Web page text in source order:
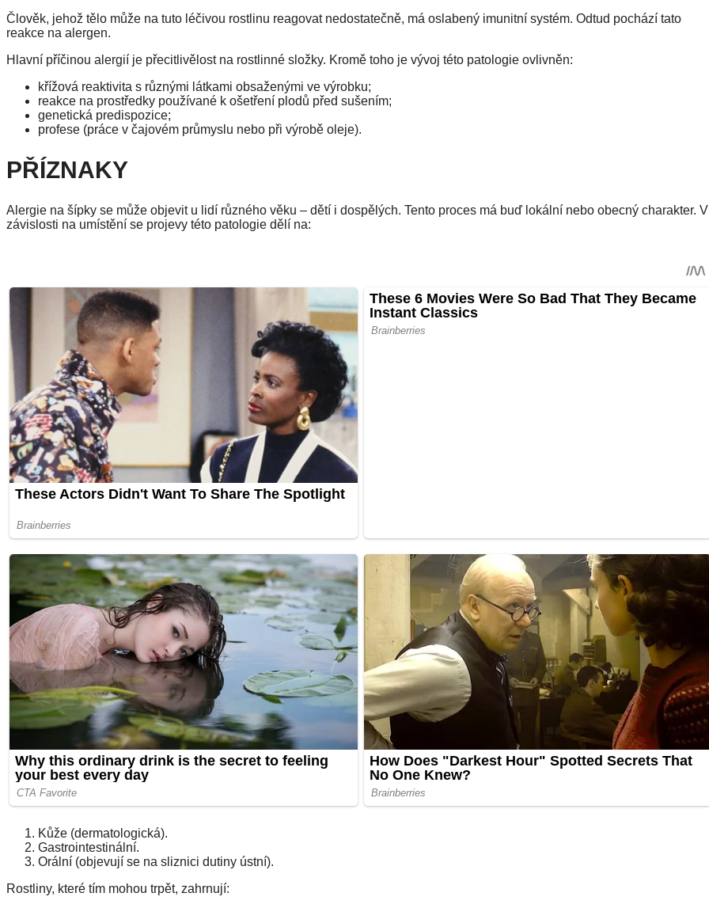
Člověk, jehož tělo může na tuto léčivou rostlinu reagovat nedostatečně, má oslabený imunitní systém. Odtud pochází tato
reakce na alergen.
Hlavní příčinou alergií je přecitlivělost na rostlinné složky. Kromě toho je vývoj této patologie ovlivněn:
křížová reaktivita s různými látkami obsaženými ve výrobku;
reakce na prostředky používané k ošetření plodů před sušením;
genetická predispozice;
profese (práce v čajovém průmyslu nebo při výrobě oleje).
PŘÍZNAKY
Alergie na šípky se může objevit u lidí různého věku – dětí i dospělých. Tento proces má buď lokální nebo obecný charakter. V
závislosti na umístění se projevy této patologie dělí na:
Kůže (dermatologická).
Gastrointestinální.
Orální (objevují se na sliznici dutiny ústní).
Rostliny, které tím mohou trpět, zahrnují: